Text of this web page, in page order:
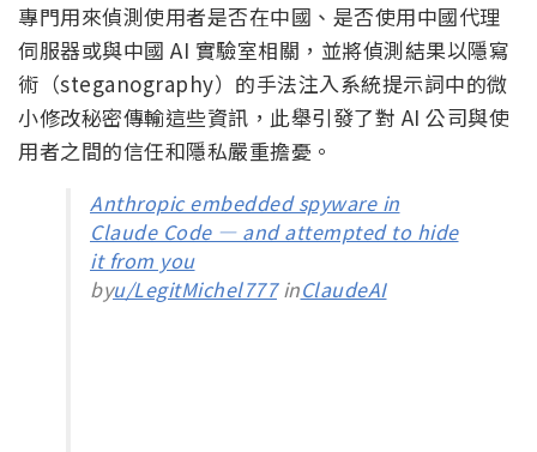
專門用來偵測使用者是否在中國、是否使用中國代理
伺服器或與中國 AI 實驗室相關，並將偵測結果以隱寫
術（steganography）的手法注入系統提示詞中的微
小修改秘密傳輸這些資訊，此舉引發了對 AI 公司與使
用者之間的信任和隱私嚴重擔憂。
Anthropic embedded spyware in
Claude Code — and attempted to hide
it from you
byu/LegitMichel777inClaudeAI